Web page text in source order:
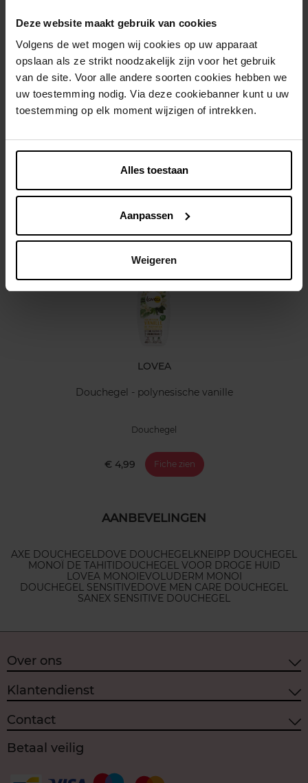
Deze website maakt gebruik van cookies
Volgens de wet mogen wij cookies op uw apparaat
opslaan als ze strikt noodzakelijk zijn voor het gebruik
van de site. Voor alle andere soorten cookies hebben we
uw toestemming nodig. Via deze cookiebanner kunt u uw
toestemming op elk moment wijzigen of intrekken.
Alles toestaan
Aanpassen
Weigeren
Gratis retour in je winkelpunt
Verzending binnen 24u
Nog iets vergeten ?
LOVEA
Douchegel - polynesische vanille
Douchegel
€ 4,99 Fiche zien
AANBEVELINGEN
AXE DOUCHEGELDOVE DOUCHEGELKNEIPP DOUCHEGEL
MONOÏ DE TAHITIDOUCHEGEL VOOR DROGE HUID
LOVEA MONOIEVOLUDERM MONOI
DOUCHEGEL SENSITIVEDOVE MEN CARE DOUCHEGEL
SANEX SENSITIVE DOUCHEGEL
Over ons
Klantendienst
Contact
Betaal veilig